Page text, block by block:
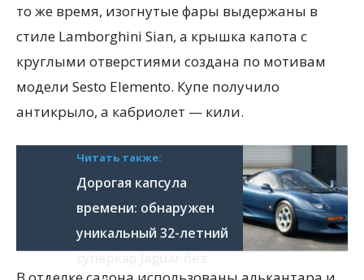
то же время, изогнутые фары выдержаны в
стиле Lamborghini Sian, а крышка капота с
круглыми отверстиями создана по мотивам
модели Sesto Elemento. Купе получило
антикрыло, а кабриолет — кили.
Читать также:
Дорогая капсула
времени: обнаружен
уникальный 32-летний
суперкар Jaguar без